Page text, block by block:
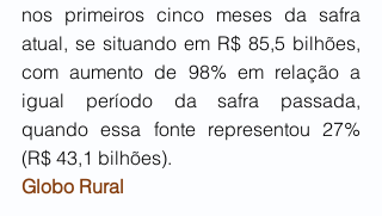
nos primeiros cinco meses da safra
atual, se situando em R$ 85,5 bilhões,
com aumento de 98% em relação a
igual período da safra passada,
quando essa fonte representou 27%
(R$ 43,1 bilhões).
Globo Rural